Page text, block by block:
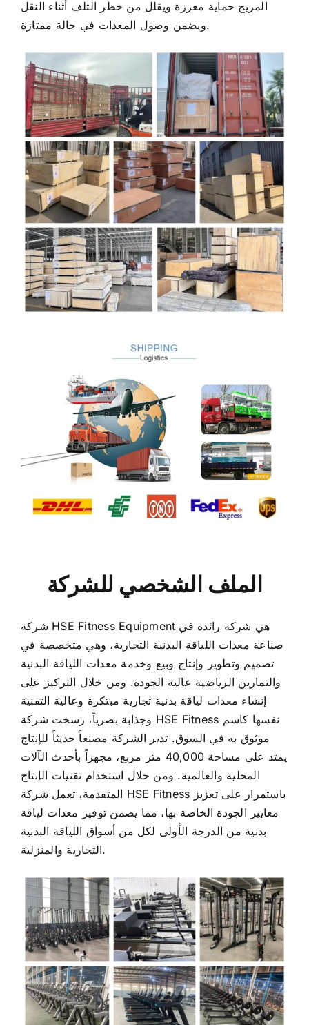
ويضمن وصول المعدات في حالة ممتازة.
الملف الشخصي للشركة
صناعة معدات اللياقة البدنية التجارية، وهي متخصصة في
تصميم وتطوير وإنتاج وبيع وخدمة معدات اللياقة البدنية
والتمارين الرياضية عالية الجودة. ومن خلال التركيز على
إنشاء معدات لياقة بدنية تجارية مبتكرة وعالية التقنية
وجذابة بصرياً، رسخت شركة HSE Fitness نفسها كاسم
موثوق به في السوق. تدير الشركة مصنعاً حديثاً للإنتاج
يمتد على مساحة 40,000 متر مربع، مجهزاً بأحدث الآلات
المحلية والعالمية. ومن خلال استخدام تقنيات الإنتاج
المتقدمة، تعمل شركة HSE Fitness باستمرار على تعزيز
معايير الجودة الخاصة بها، مما يضمن توفير معدات لياقة
بدنية من الدرجة الأولى لكل من أسواق اللياقة البدنية
التجارية والمنزلية.